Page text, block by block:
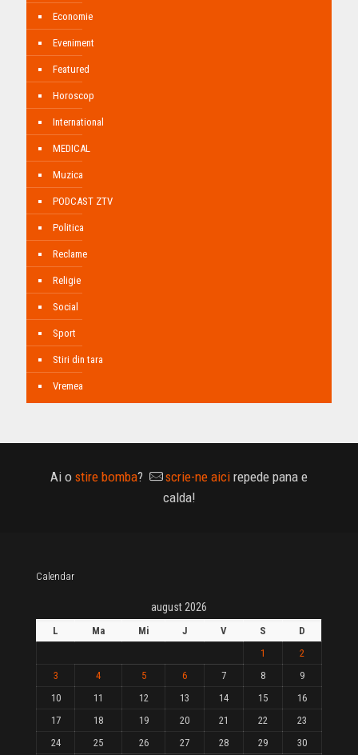
Economie
Eveniment
Featured
Horoscop
International
MEDICAL
Muzica
PODCAST ZTV
Politica
Reclame
Religie
Social
Sport
Stiri din tara
Vremea
Ai o stire bomba? scrie-ne aici repede pana e
calda!
Calendar
august 2026
L Ma Mi J V S
D
1
2
3
4 5 6 7 8
9
10
11 12 13 14 15
16
17
18 19 20 21 22
23
24
25 26 27 28 29
30